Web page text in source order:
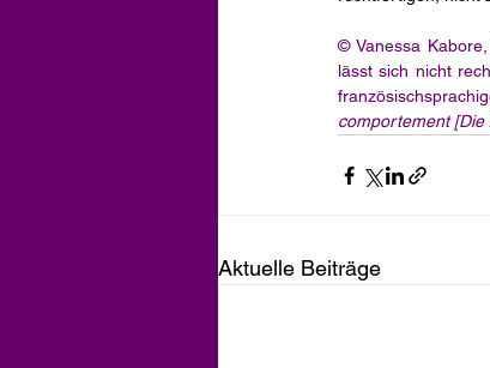
© Vanessa
lässt sich nicht
comportement [Die
Aktuelle Beiträge